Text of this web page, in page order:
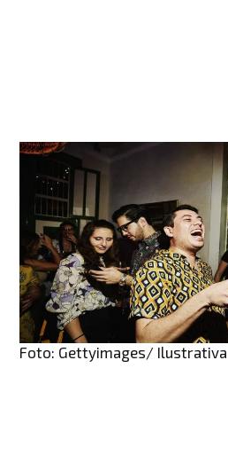
Foto: Gettyimages/ Ilustrativa